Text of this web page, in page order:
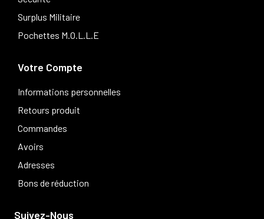
Surplus Militaire
Pochettes M.O.L.L.E
Votre Compte
Informations personnelles
Retours produit
Commandes
Avoirs
Adresses
Bons de réduction
Suivez-Nous